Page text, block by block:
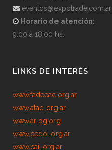
eventos@expotrade.com.ar
Horario de atención:
9:00 a 18:00 hs.
LINKS DE INTERÉS
www.fadeeac.org.ar
www.ataci.org.ar
www.arlog.org
www.cedol.org.ar
www.cail.org.ar